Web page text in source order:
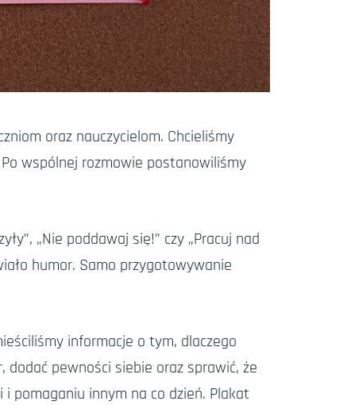
oraz nauczycielom. Chcieliśmy
wspólnej rozmowie postanowiliśmy
„Nie poddawaj się!” czy „Pracuj nad
humor. Samo przygotowywanie
informacje o tym, dlaczego
pewności siebie oraz sprawić, że
pomaganiu innym na co dzień. Plakat